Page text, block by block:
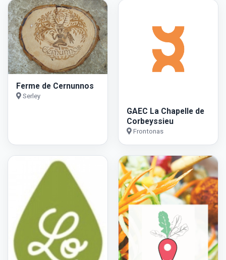
Ferme de Cernunnos
Serley
GAEC La Chapelle de
Corbeyssieu
Frontonas